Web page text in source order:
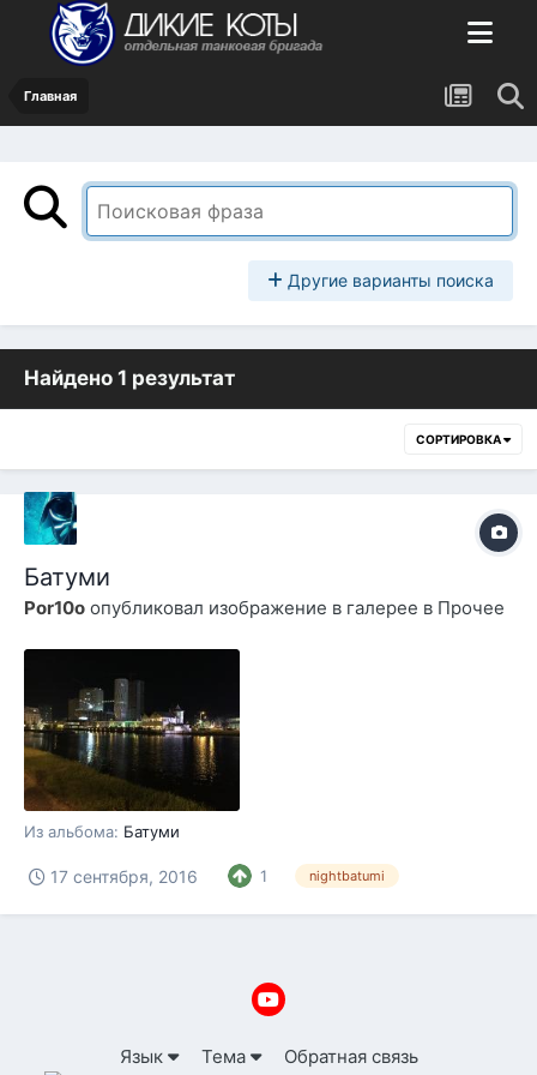
Главная
Другие варианты поиска
Найдено 1 результат
СОРТИРОВКА
Батуми
Por10o опубликовал изображение в галерее в Прочее
Из альбома: Батуми
17 сентября, 2016 1 nightbatumi
Язык Тема Обратная связь